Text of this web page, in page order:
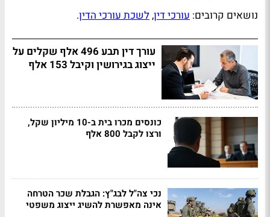
נושאים קרובים: עורכי דין,לשכת עורכי הדין.
עורך דין תבע 496 אלף שקלים על
ייצוג בגירושין וקיבל 153 אלף
כונסים מכרו בית ב-10 מיליון שקל,
ורצו לקבל 800 אלף
נכי צה"ל לבג"ץ: הגבלת שכר הטרחה
אינה מאפשרת להשיג ייצוג משפטי